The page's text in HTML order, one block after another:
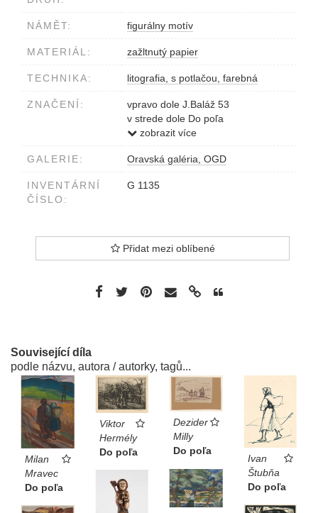
NÁMĚT: figurálny motív
MATERIÁL: zažltnutý papier
TECHNIKA: litografia, s potlačou, farebná
ZNAČENÍ:
vpravo dole J.Baláž 53
v strede dole Do poľa
vľavo dole EA lito
zobrazit více
GALERIE: Oravská galéria, OGD
INVENTÁRNÍ
ČÍSLO:
G 1135
Přidat mezi oblíbené
Související díla
podle názvu, autora / autorky, tagů...
Milan
Mravec
Do poľa
Viktor
Hermély
Do poľa
Dezider
Milly
Do poľa
Ivan
Štubňa
Do poľa